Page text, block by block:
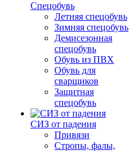
Спецобувь
Летняя спецобувь
Зимняя спецобувь
Демисезонная
спецобувь
Обувь из ПВХ
Обувь для
сварщиков
Защитная
спецобувь
СИЗ от падения
Привязи
Стропы, фалы,